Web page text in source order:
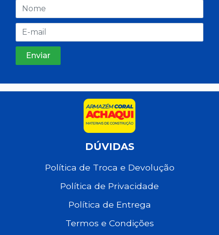
DÚVIDAS
Política de Troca e Devolução
Política de Privacidade
Política de Entrega
Termos e Condições